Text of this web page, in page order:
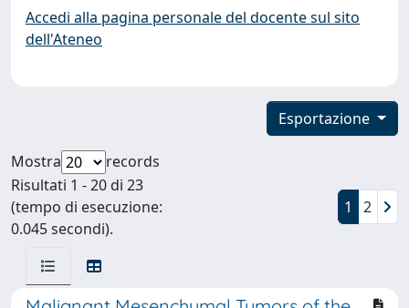
Accedi alla pagina personale del docente sul sito
dell'Ateneo
Esportazione
Mostra
records
Risultati 1 - 20 di 23
(tempo di esecuzione:
0.045 secondi).
1 2